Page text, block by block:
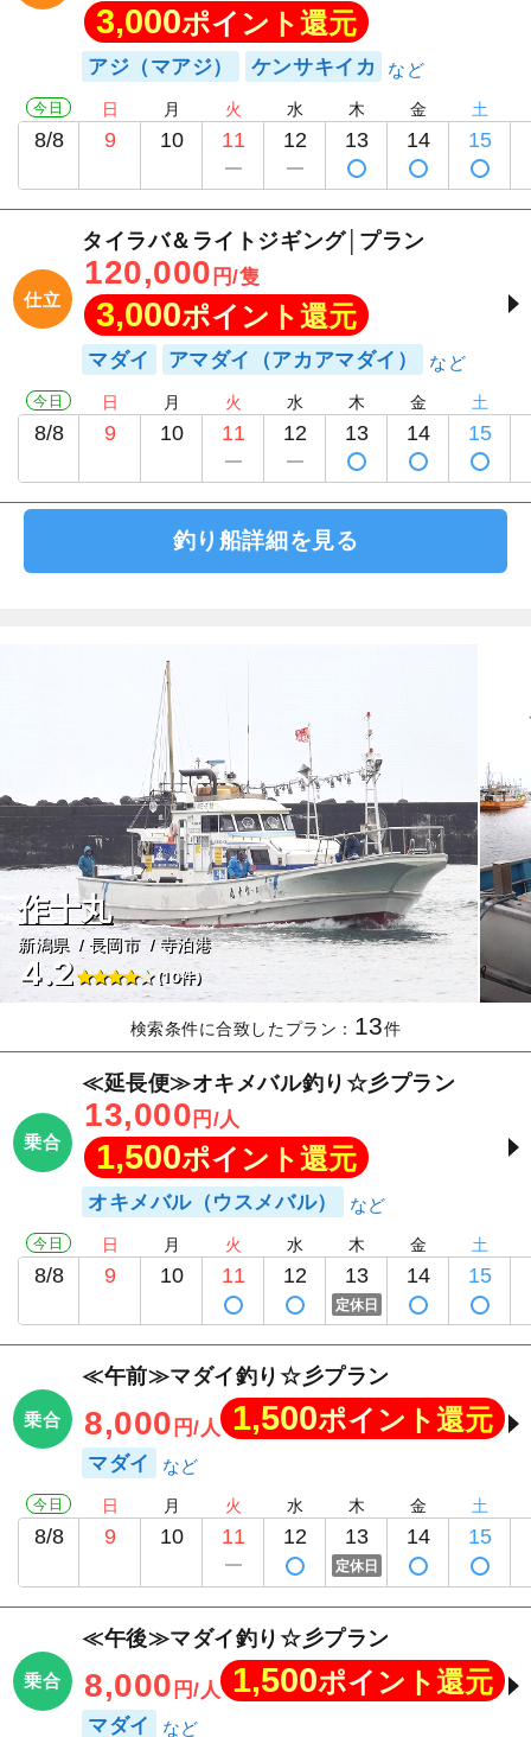
3,000ポイント還元
アジ（マアジ） ケンサキイカ
今日
8/8
日
9
月
10
火
11
水
12
木
13
金
14
土
15
仕立
タイラバ＆ライトジギング│プラン
120,000 円/隻
3,000ポイント還元
マダイ アマダイ（アカアマダイ）
今日
8/8
日
9
月
10
火
11
水
12
木
13
金
14
土
15
釣り船詳細を見る
作十丸
新潟県 長岡市 寺泊港
4.2 (10件)
検索条件に合致したプラン： 13件
乗合
≪延長便≫オキメバル釣り☆彡プラン
13,000 円/人
1,500ポイント還元
オキメバル（ウスメバル）
今日
8/8
日
9
月
10
火
11
水
12
木
13
定休日
金
14
土
15
乗合
≪午前≫マダイ釣り☆彡プラン
8,000 円/人 1,500ポイント還元
マダイ
今日
8/8
日
9
月
10
火
11
水
12
木
13
定休日
金
14
土
15
乗合
≪午後≫マダイ釣り☆彡プラン
8,000 円/人 1,500ポイント還元
マダイ